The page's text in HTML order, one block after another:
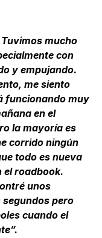
mucho
con
y empujando.
me siento
funcionando muy
en el
la mayoría es
corrido ningún
todo es nueva
el roadbook.
unos
segundos pero
cuando el